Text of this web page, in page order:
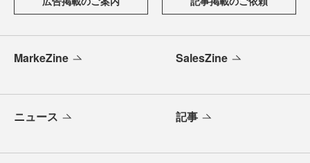
MarkeZine SalesZine
ニュース 記事